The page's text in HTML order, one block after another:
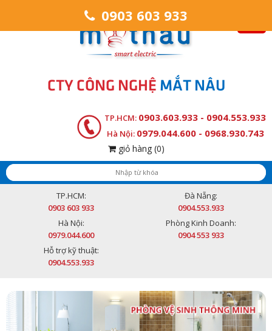
CTY CÔNG NGHỆ MẮT NÂU
TP.HCM: 0903.603.933 - 0904.553.933
Hà Nội: 0979.044.600 - 0968.930.743
giỏ hàng (0)
TP.HCM:
0903 603 933
Đà Nẵng:
0904.553.933
Hà Nội:
0979.044.600
Phòng Kinh Doanh:
0904 553 933
Hỗ trợ kỹ thuật:
0904.553.933
0903 603 933